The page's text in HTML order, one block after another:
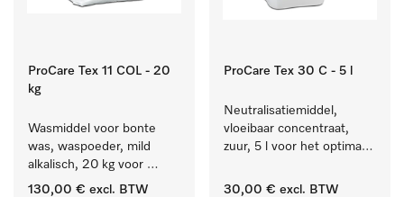
ProCare Tex 11 COL - 20
kg
Wasmiddel voor bonte
was, waspoeder, mild
alkalisch, 20 kg voor
behoud van kleur en
130,00 € excl. BTW
ProCare Tex 30 C - 5 l
Neutralisatiemiddel,
vloeibaar concentraat,
zuur, 5 l voor het optimaal
textiel door betrouwbare
30,00 € excl. BTW